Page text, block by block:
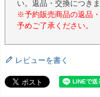
い。返品・交換につき
※予約販売商品の返品
予めご了承ください。
レビューを書く